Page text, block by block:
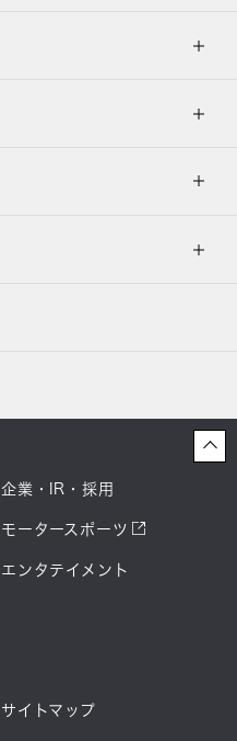
企業・IR・採用
モータースポーツ
エンタテイメント
サイトマップ